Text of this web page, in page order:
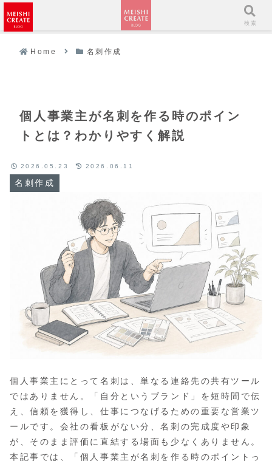
Home 名刺作成
個人事業主が名刺を作る時のポイン
トとは？わかりやすく解説
名刺作成
2026.05.23 2026.06.11
個人事業主にとって名刺は、単なる連絡先の共有ツール
ではありません。「自分というブランド」を短時間で伝
え、信頼を獲得し、仕事につなげるための重要な営業ツ
ールです。会社の看板がない分、名刺の完成度や印象
が、そのまま評価に直結する場面も少なくありません。
本記事では、「個人事業主が名刺を作る時のポイントっ
メニュー 検索